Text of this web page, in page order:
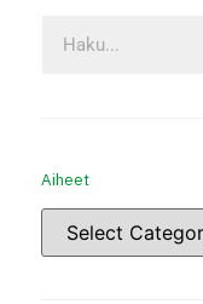
Aiheet